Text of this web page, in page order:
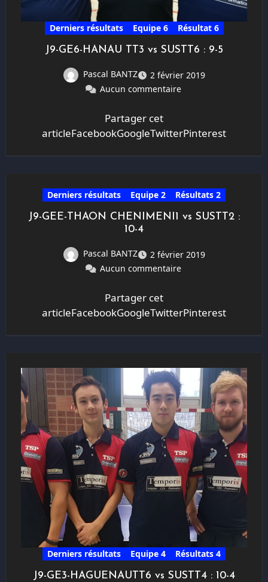
Derniers résultats Equipe 6 Résultat 6
J9-GE6-HANAU TT3 vs SUSTT6 : 9-5
Pascal BANTZ
2 février 2019
Aucun commentaire
Partager cet
articleFacebookGoogleTwitterPinterest
Derniers résultats Equipe 2 Résultats 2
J9-GEE-THAON CHENIMENI1 vs SUSTT2 :
10-4
Pascal BANTZ
2 février 2019
Aucun commentaire
Partager cet
articleFacebookGoogleTwitterPinterest
Derniers résultats Equipe 4 Résultats 4
J9-GE3-HAGUENAUTT6 vs SUSTT4 : 10-4